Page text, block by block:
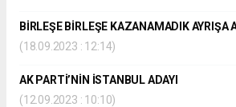
BİRLEŞE BİRLEŞE KAZANAMADIK AYRIŞA
(18.09.2023 : 12:14)
AK PARTİ’NİN İSTANBUL ADAYI
(12.09.2023 : 10:10)